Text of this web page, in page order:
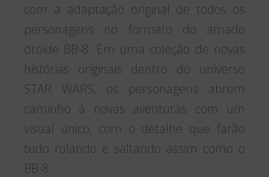
com a adaptação original de todos os
personagens no formato do amado
dróide BB-8. Em uma coleção de novas
histórias originais dentro do universo
STAR WARS, os personagens abrem
caminho à novas aventuras com um
visual único, com o detalhe que farão
tudo rolando e saltando assim como o
BB-8.